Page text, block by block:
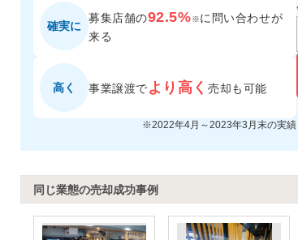
確実に
募集店舗の92.5%※に 問い合わせが
来る
高く 事業譲渡でより高く売却も可能
※2022年4月～2023年3月末の実績
同じ業態の売却成功事例